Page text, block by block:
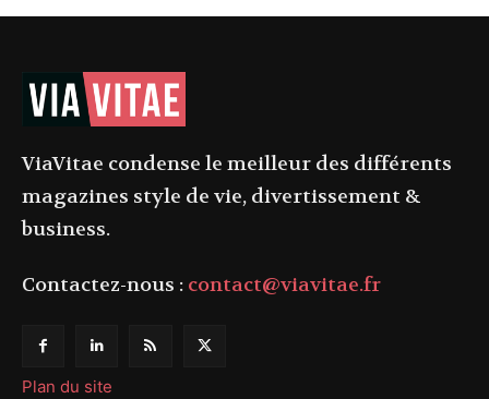
ViaVitae condense le meilleur des différents
magazines style de vie, divertissement &
business.
Contactez-nous : contact@viavitae.fr
Plan du site